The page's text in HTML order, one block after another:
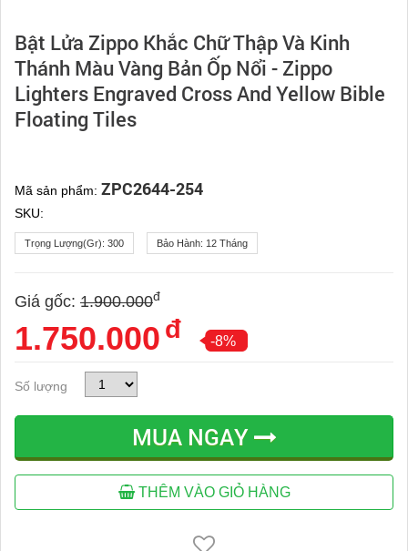
Bật Lửa Zippo Khắc Chữ Thập Và Kinh
Thánh Màu Vàng Bản Ốp Nổi - Zippo
Lighters Engraved Cross And Yellow Bible
Floating Tiles
Mã sản phẩm: ZPC2644-254
SKU:
Trọng Lượng(gr): 300 Bảo Hành: 12 Tháng
Giá gốc: 1.900.000đ
1.750.000 đ -8%
Số lượng
MUA NGAY
THÊM VÀO GIỎ HÀNG